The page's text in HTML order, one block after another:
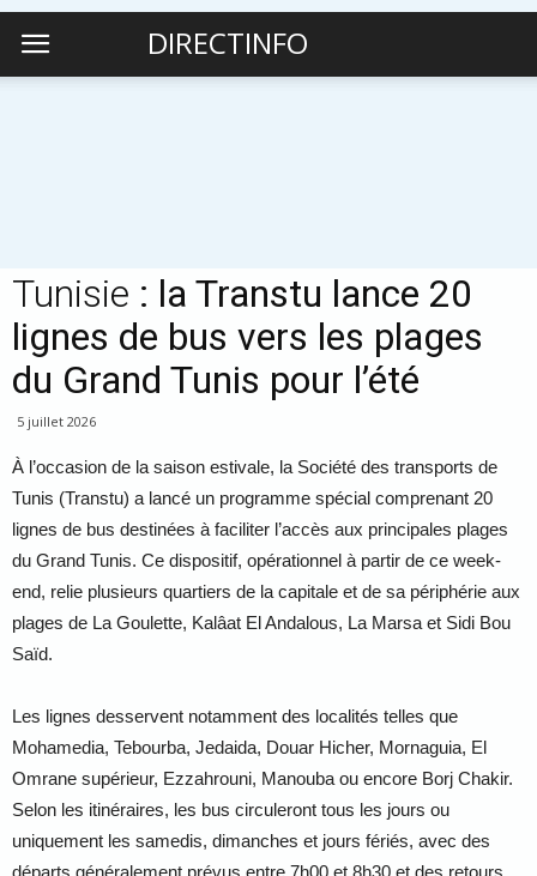
DIRECTINFO
Tunisie : la Transtu lance 20
lignes de bus vers les plages
du Grand Tunis pour l’été
5 juillet 2026
À l’occasion de la saison estivale, la Société des transports de
Tunis (Transtu) a lancé un programme spécial comprenant 20
lignes de bus destinées à faciliter l’accès aux principales plages
du Grand Tunis. Ce dispositif, opérationnel à partir de ce week-
end, relie plusieurs quartiers de la capitale et de sa périphérie aux
plages de La Goulette, Kalâat El Andalous, La Marsa et Sidi Bou
Saïd.
Les lignes desservent notamment des localités telles que
Mohamedia, Tebourba, Jedaida, Douar Hicher, Mornaguia, El
Omrane supérieur, Ezzahrouni, Manouba ou encore Borj Chakir.
Selon les itinéraires, les bus circuleront tous les jours ou
uniquement les samedis, dimanches et jours fériés, avec des
départs généralement prévus entre 7h00 et 8h30 et des retours